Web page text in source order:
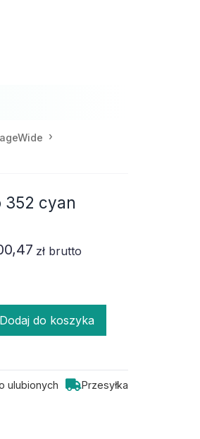
352 cyan
zł brutto
Dodaj do koszyka
ulubionych Przesyłka